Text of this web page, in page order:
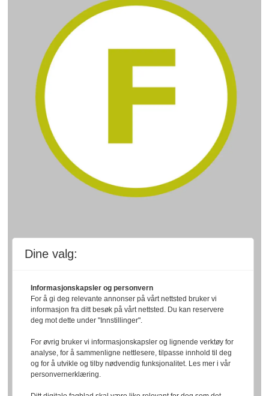
Dine valg:
Informasjonskapsler og personvern
For å gi deg relevante annonser på vårt nettsted bruker vi
informasjon fra ditt besøk på vårt nettsted. Du kan reservere
deg mot dette under "Innstillinger".
For øvrig bruker vi informasjonskapsler og lignende verktøy for
analyse, for å sammenligne nettlesere, tilpasse innhold til deg
og for å utvikle og tilby nødvendig funksjonalitet. Les mer i vår
personvernerklæring.